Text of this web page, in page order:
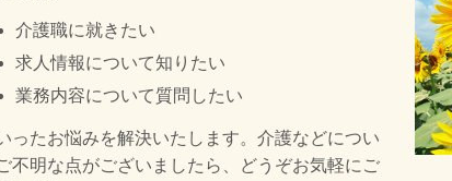
介護職に就きたい
求人情報について知りたい
業務内容について質問したい
ったお悩みを解決いたします。 介護などについ
不明な点がございましたら、どうぞお気軽にご